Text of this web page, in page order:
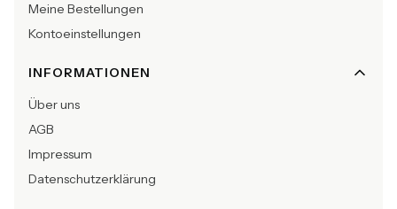
Meine Bestellungen
Kontoeinstellungen
INFORMATIONEN
Über uns
AGB
Impressum
Datenschutzerklärung